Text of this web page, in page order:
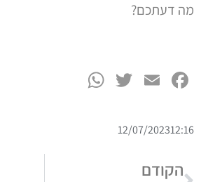
מה דעתכם?
Facebook
Email
Twitter
12:16
12/07/2023
הקודם